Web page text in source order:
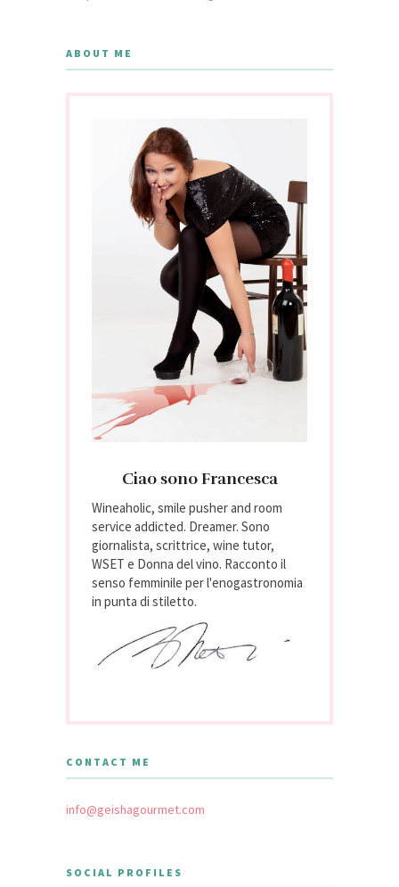
ABOUT ME
Ciao sono Francesca
Wineaholic, smile pusher and room
service addicted. Dreamer. Sono
giornalista, scrittrice, wine tutor,
WSET e Donna del vino. Racconto il
senso femminile per l'enogastronomia
in punta di stiletto.
CONTACT ME
info@geishagourmet.com
SOCIAL PROFILES